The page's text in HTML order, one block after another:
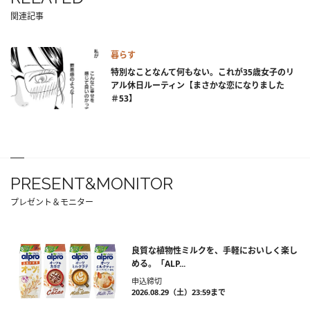
関連記事
暮らす
特別なことなんて何もない。これが35歳女子のリ
アル休日ルーティン【まさかな恋になりました
＃53】
PRESENT&MONITOR
プレゼント＆モニター
良質な植物性ミルクを、手軽においしく楽し
める。「ALP...
申込締切
2026.08.29（土）23:59まで